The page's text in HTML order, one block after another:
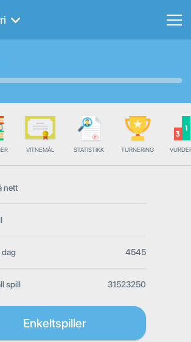
VITNEMÅL STATISTIKK TURNERING
nett
dag 4545
spill 31523250
Enkeltspiller